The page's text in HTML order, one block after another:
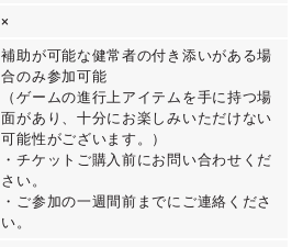
×
補助が可能な健常者の付き添いがある場
合のみ参加可能
（ゲームの進行上アイテムを手に持つ場
面があり、十分にお楽しみいただけない
可能性がございます。）
・チケットご購入前にお問い合わせくだ
さい。
・ご参加の一週間前までにご連絡くださ
い。